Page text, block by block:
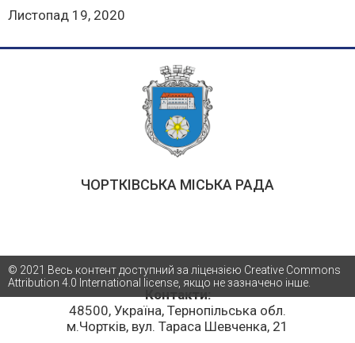
Листопад 19, 2020
ЧОРТКІВСЬКА МІСЬКА РАДА
Контакти:
48500, Україна, Тернопільська обл.
м.Чортків, вул. Тараса Шевченка, 21
© 2021 Весь контент доступний за ліцензією Creative Commons
Attribution 4.0 International license, якщо не зазначено інше.